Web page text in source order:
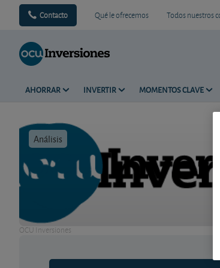
Contacto Qué le ofrecemos Todos nuestros
AHORRAR INVERTIR MOMENTOS CLAVE
Análisis
OCU Inversiones